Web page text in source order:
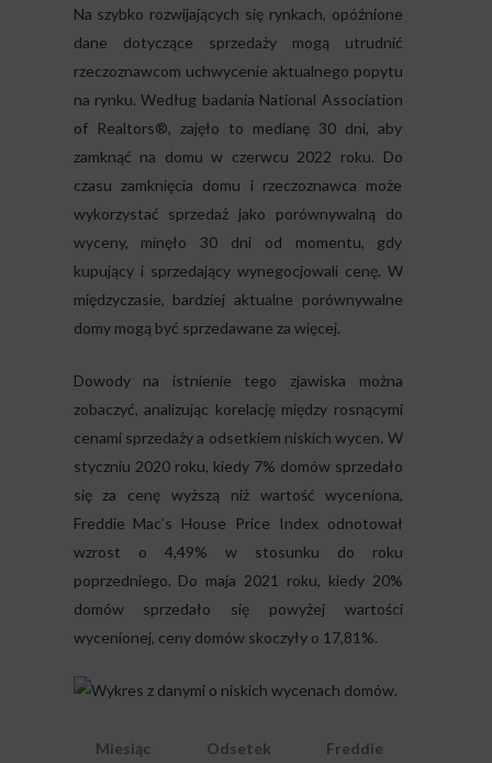
Na szybko rozwijających się rynkach, opóźnione
dane dotyczące sprzedaży mogą utrudnić
rzeczoznawcom uchwycenie aktualnego popytu
na rynku. Według badania National Association
of Realtors®, zajęło to medianę 30 dni, aby
zamknąć na domu w czerwcu 2022 roku. Do
czasu zamknięcia domu i rzeczoznawca może
wykorzystać sprzedaż jako porównywalną do
wyceny, minęło 30 dni od momentu, gdy
kupujący i sprzedający wynegocjowali cenę. W
międzyczasie, bardziej aktualne porównywalne
domy mogą być sprzedawane za więcej.
Dowody na istnienie tego zjawiska można
zobaczyć, analizując korelację między rosnącymi
cenami sprzedaży a odsetkiem niskich wycen. W
styczniu 2020 roku, kiedy 7% domów sprzedało
się za cenę wyższą niż wartość wyceniona,
Freddie Mac’s House Price Index odnotował
wzrost o 4,49% w stosunku do roku
poprzedniego. Do maja 2021 roku, kiedy 20%
domów sprzedało się powyżej wartości
wycenionej, ceny domów skoczyły o 17,81%.
Miesiąc Odsetek Freddie